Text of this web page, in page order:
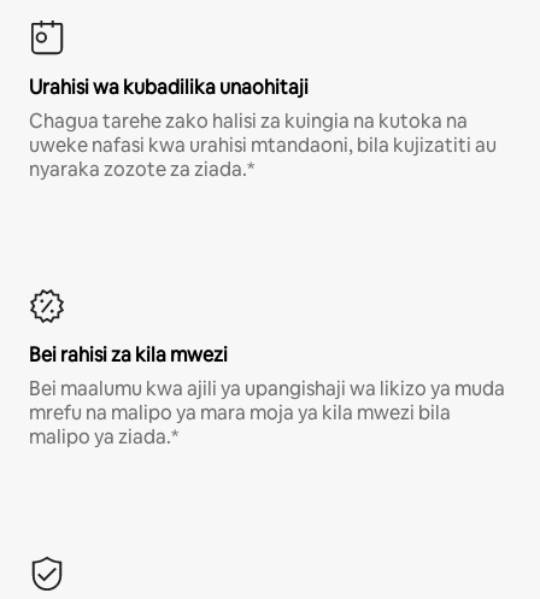
Urahisi wa kubadilika unaohitaji
Chagua tarehe zako halisi za kuingia na kutoka na
uweke nafasi kwa urahisi mtandaoni, bila kujizatiti au
nyaraka zozote za ziada.*
Bei rahisi za kila mwezi
Bei maalumu kwa ajili ya upangishaji wa likizo ya muda
mrefu na malipo ya mara moja ya kila mwezi bila
malipo ya ziada.*